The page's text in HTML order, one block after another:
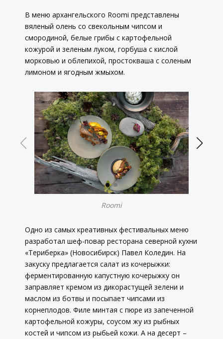
В меню архангельского Roomi представлены
вяленый олень со свекольным чипсом и
смородиной, белые грибы с картофельной
кожурой и зеленым луком, горбуша с кислой
морковью и облепихой, простокваша с соленым
лимоном и ягодным жмыхом.
Roomi
Одно из самых креативных фестивальных меню
разработал шеф-повар ресторана северной кухни
«Териберка» (Новосибирск) Павел Коледин. На
закуску предлагается салат из кочерыжки:
ферментированную капустную кочерыжку он
заправляет кремом из дикорастущей зелени и
маслом из ботвы и посыпает чипсами из
корнеплодов. Филе минтая с пюре из запеченной
картофельной кожуры, соусом жу из рыбных
костей и чипсом из рыбьей кожи. А на десерт –